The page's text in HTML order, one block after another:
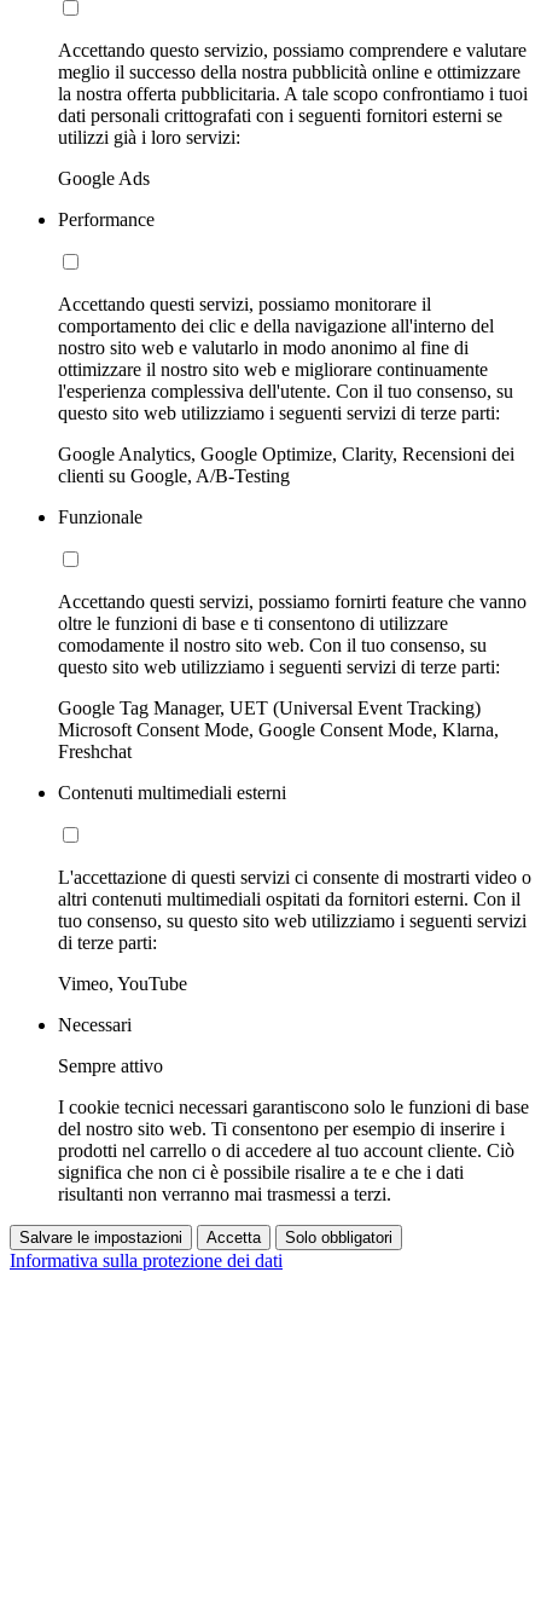
Accettando questo servizio, possiamo comprendere e valutare
meglio il successo della nostra pubblicità online e ottimizzare
la nostra offerta pubblicitaria. A tale scopo confrontiamo i tuoi
dati personali crittografati con i seguenti fornitori esterni se
utilizzi già i loro servizi:
Google Ads
Performance
Accettando questi servizi, possiamo monitorare il
comportamento dei clic e della navigazione all'interno del
nostro sito web e valutarlo in modo anonimo al fine di
ottimizzare il nostro sito web e migliorare continuamente
l'esperienza complessiva dell'utente. Con il tuo consenso, su
questo sito web utilizziamo i seguenti servizi di terze parti:
Google Analytics, Google Optimize, Clarity, Recensioni dei
clienti su Google, A/B-Testing
Funzionale
Accettando questi servizi, possiamo fornirti feature che vanno
oltre le funzioni di base e ti consentono di utilizzare
comodamente il nostro sito web. Con il tuo consenso, su
questo sito web utilizziamo i seguenti servizi di terze parti:
Google Tag Manager, UET (Universal Event Tracking)
Microsoft Consent Mode, Google Consent Mode, Klarna,
Freshchat
Contenuti multimediali esterni
L'accettazione di questi servizi ci consente di mostrarti video o
altri contenuti multimediali ospitati da fornitori esterni. Con il
tuo consenso, su questo sito web utilizziamo i seguenti servizi
di terze parti:
Vimeo, YouTube
Necessari
Sempre attivo
I cookie tecnici necessari garantiscono solo le funzioni di base
del nostro sito web. Ti consentono per esempio di inserire i
prodotti nel carrello o di accedere al tuo account cliente. Ciò
significa che non ci è possibile risalire a te e che i dati
risultanti non verranno mai trasmessi a terzi.
Salvare le impostazioni Accetta Solo obbligatori
Informativa sulla protezione dei dati